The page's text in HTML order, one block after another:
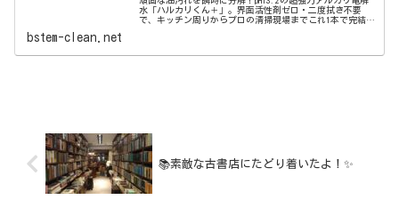
水「ハルカリくん＋」。界面活性剤ゼロ・二度拭き不要
で、キッチン周りからプロの清掃現場までこれ1本で完結。
bstem-clean.net
📚素敵な古書店にたどり着いたよ！✨